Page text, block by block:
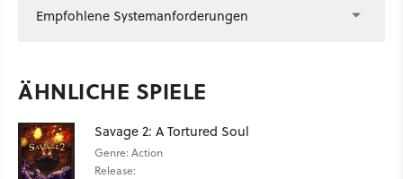
Empfohlene Systemanforderungen
ÄHNLICHE SPIELE
Savage 2: A Tortured Soul
Genre: Action
Release: